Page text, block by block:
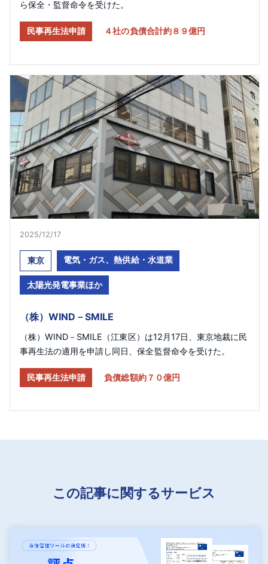
ら保全・監督命令を受けた。
民事再生法申請 ４社の負債合計約８９億円
2025/12/17
東京 電気・ガス、熱供給・水道業
太陽光発電事業ほか
（株）WIND－SMILE
（株）WIND－SMILE（江東区）は12月17日、東京地裁に民
事再生法の適用を申請し同日、保全監督命令を受けた。
民事再生法申請 負債総額約７０億円
この記事に関するサービス